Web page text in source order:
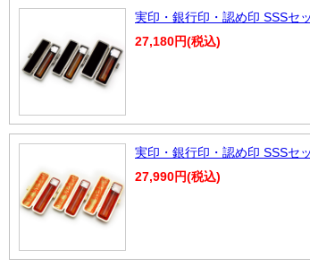
実印・銀行印・認め印 SSSセ
27,180円(税込)
実印・銀行印・認め印 SSSセ
27,990円(税込)